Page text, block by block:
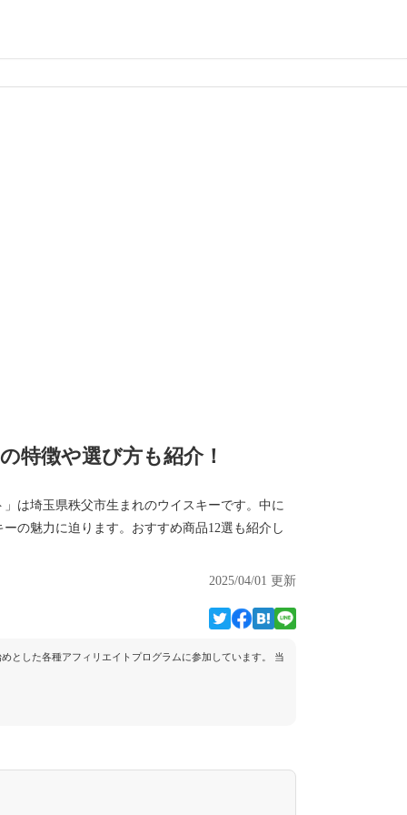
特徴や選び方も紹介！
は埼玉県秩父市生まれのウイスキーです。中に
の魅力に迫ります。おすすめ商品12選も紹介し
2025/04/01 更新
とした各種アフィリエイトプログラムに参加しています。 当